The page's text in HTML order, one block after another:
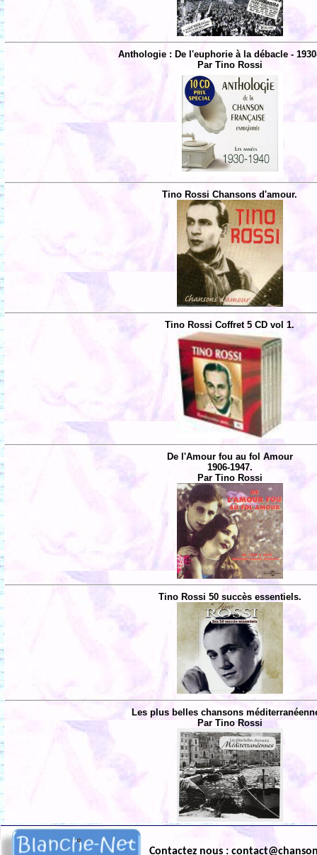
Anthologie : De l'euphorie à la débacle -
Par Tino Rossi
Tino Rossi Chansons d'amour.
Tino Rossi Coffret 5 CD vol 1.
De l'Amour fou au fol Amour
1906-1947.
Par Tino Rossi
Tino Rossi 50 succès essentiels.
Les plus belles chansons
Par Tino Rossi
Contactez nous :